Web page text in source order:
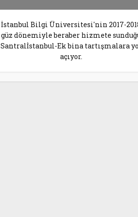
İstanbul Bilgi Üniversitesi'nin 2017-
güz dönemiyle beraber hizmete
Santralİstanbul-Ek bina tartışmalara
açıyor.